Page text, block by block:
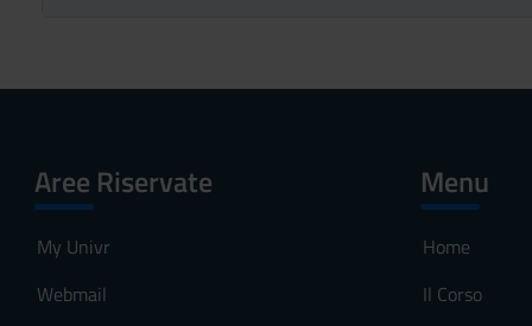
Aree Riservate
My Univr
Webmail
Menu
Home
Il Corso